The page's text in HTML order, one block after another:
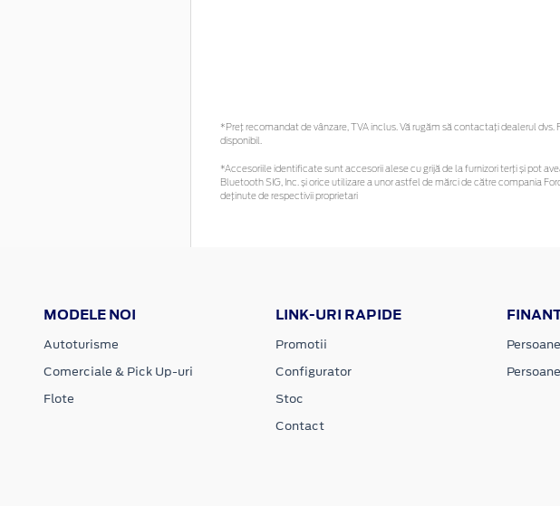
*Preţ recomandat de vânzare, TVA inclus. Vă rugăm să contactaţi dealerul
disponibil.
*Accesoriile identificate sunt accesorii alese cu grijă de la furnizori terți și pot
Bluetooth SIG, Inc. și orice utilizare a unor astfel de mărci de către compania
deținute de respectivii proprietari
MODELE NOI
Autoturisme
Comerciale & Pick Up-uri
Flote
LINK-URI RAPIDE
Promotii
Configurator
Stoc
Contact